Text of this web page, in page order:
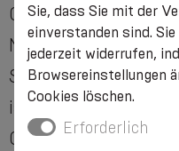
Obwohl die meisten
Nabelbruch keine
Situationen geben, in
ist, außerdem kann
Gefühlen wie
Sie, dass Sie mit der
einverstanden sind.
jederzeit widerrufen,
Browsereinstellungen
Cookies löschen.
Erforderlich